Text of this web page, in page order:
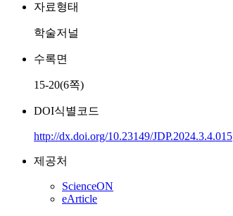
자료형태
학술저널
수록면
15-20(6쪽)
DOI식별코드
http://dx.doi.org/10.23149/JDP.2024.3.4.015
제공처
ScienceON
eArticle